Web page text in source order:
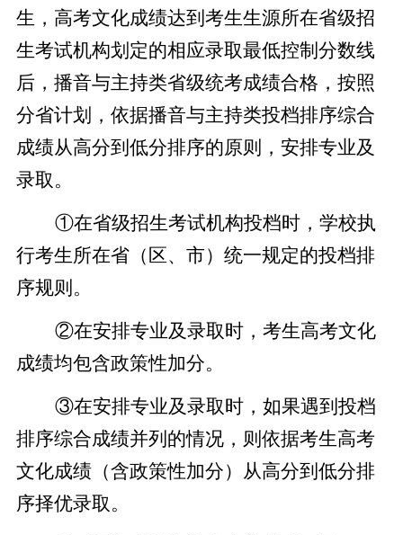
生，高考文化成绩达到考生生源所在省级招
生考试机构划定的相应录取最低控制分数线
后，播音与主持类省级统考成绩合格，按照
分省计划，依据播音与主持类投档排序综合
成绩从高分到低分排序的原则，安排专业及
录取。
①在省级招生考试机构投档时，学校执
行考生所在省（区、市）统一规定的投档排
序规则。
②在安排专业及录取时，考生高考文化
成绩均包含政策性加分。
③在安排专业及录取时，如果遇到投档
排序综合成绩并列的情况，则依据考生高考
文化成绩（含政策性加分）从高分到低分排
序择优录取。